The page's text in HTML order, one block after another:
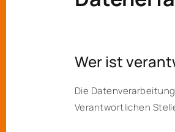
Wer ist
Die
Verantwortlichen